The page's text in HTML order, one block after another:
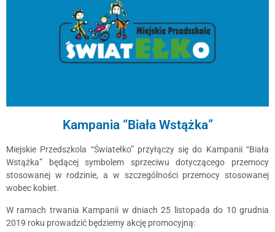
Kampania “Biała Wstążka”
Miejskie Przedszkola “Światełko” przyłączy się do Kampanii “Biała
Wstążka” będącej symbolem sprzeciwu dotyczącego przemocy
stosowanej w rodzinie, a w szczególności przemocy stosowanej
wobec kobiet.
W ramach trwania Kampanii w dniach 25 listopada do 10 grudnia
2019 roku prowadzić będziemy akcję promocyjną: